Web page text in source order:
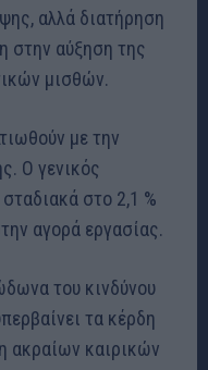
αλλά διατήρηση
στην αύξηση της
μισθών.
με την
Ο γενικός
στο 2,1 %
αγορά εργασίας.
του κινδύνου
τα κέρδη
ακραίων καιρικών